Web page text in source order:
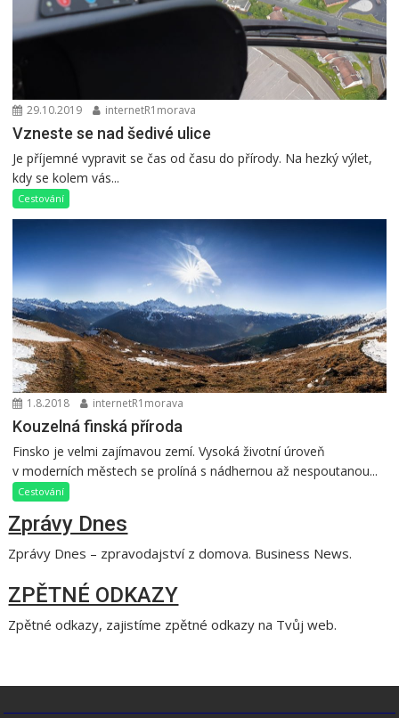
29.10.2019 internetR1morava
Vzneste se nad šedivé ulice
Je příjemné vypravit se čas od času do přírody. Na hezký výlet,
kdy se kolem vás...
Cestování
1.8.2018 internetR1morava
Kouzelná finská příroda
Finsko je velmi zajímavou zemí. Vysoká životní úroveň
v moderních městech se prolíná s nádhernou až nespoutanou...
Cestování
Zprávy Dnes
Zprávy Dnes – zpravodajství z domova. Business News.
ZPĚTNÉ ODKAZY
Zpětné odkazy, zajistíme zpětné odkazy na Tvůj web.